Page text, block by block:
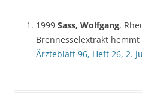
1999 Sass, Wolfgang,
Brennesselextrakt hemmt
Ärzteblatt 96, Heft 26, 2.